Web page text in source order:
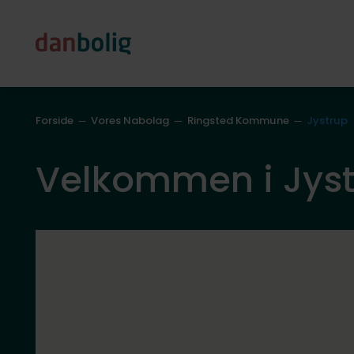
Forside Vores Nabolag Ringsted Kommune Jystrup
Velkommen i